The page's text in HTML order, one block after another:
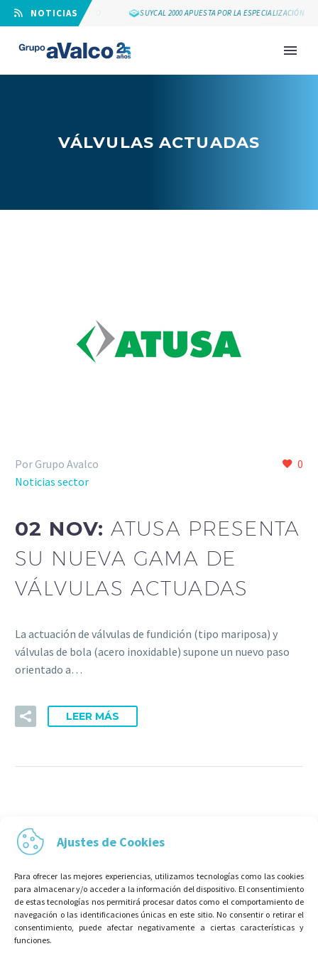
Ajustes de Cookies
Para ofrecer las mejores experiencias, utilizamos tecnologías como las cookies
para almacenar y/o acceder a la información del dispositivo. El consentimiento
de estas tecnologías nos permitirá procesar datos como el comportamiento de
navegación o las identificaciones únicas en este sitio. No consentir o retirar el
consentimiento, puede afectar negativamente a ciertas características y
funciones.
⠀NOTICIAS
25 AÑOS DE GRUPO AVALCO SUYCAL 2000 APUESTA POR LA ESPECIALIZACIÓN
VÁLVULAS ACTUADAS
0
Por Grupo Avalco
Noticias sector
02 NOV:ATUSA PRESENTA
SU NUEVA GAMA DE
VÁLVULAS ACTUADAS
La actuación de válvulas de fundición (tipo mariposa) y
válvulas de bola (acero inoxidable) supone un nuevo paso
orientado a…
LEER MÁS